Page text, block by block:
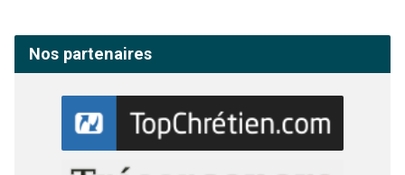
Nos partenaires